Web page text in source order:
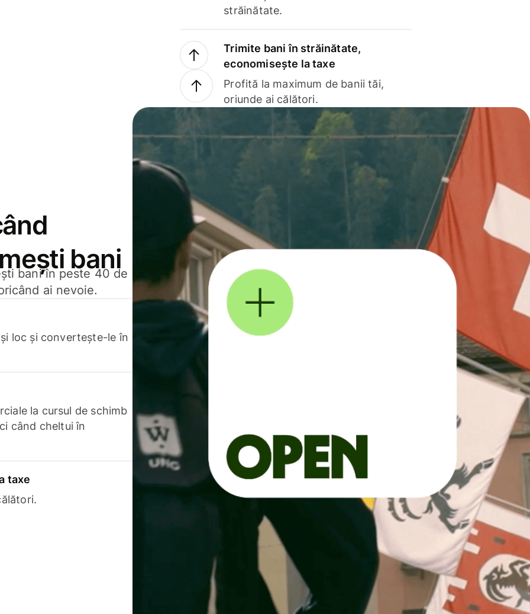
străinătate.
Trimite bani în străinătate,
economisește la taxe
Profită la maximum de banii tăi,
oriunde ai călători.
bani
bani în peste 40 de
ai nevoie.
loc și convertește-le în
la cursul de schimb
când cheltui în
taxe